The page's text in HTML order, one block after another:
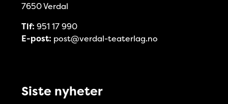
7650 Verdal
Tlf: 951 17 990
E-post: post@verdal-teaterlag.no
Siste nyheter